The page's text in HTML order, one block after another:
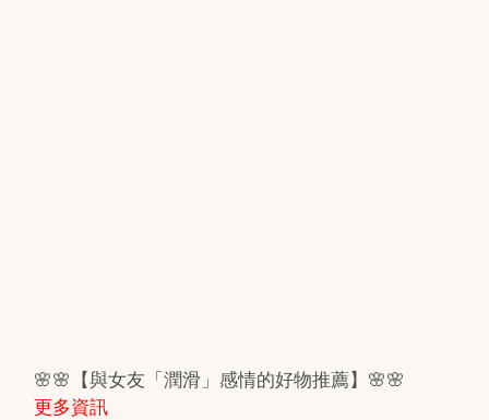
🌸🌸【與女友「潤滑」感情的好物推薦】🌸🌸
更多資訊